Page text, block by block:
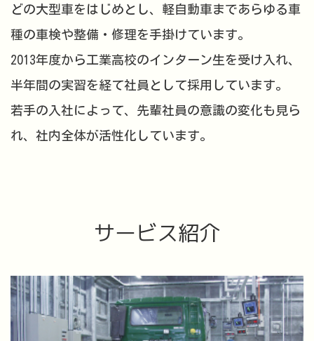
どの大型車をはじめとし、軽自動車まであらゆる車
種の車検や整備・修理を手掛けています。
2013年度から工業高校のインターン生を受け入れ、
半年間の実習を経て社員として採用しています。
若手の入社によって、先輩社員の意識の変化も見ら
れ、社内全体が活性化しています。
サービス紹介